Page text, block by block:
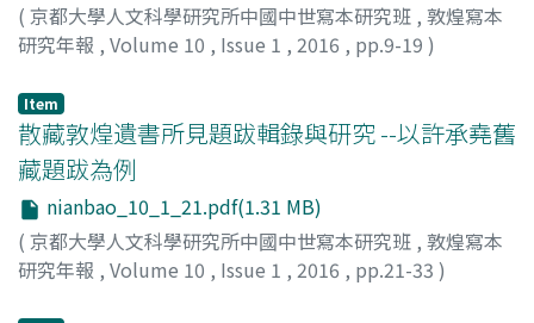
( 京都大學人文科學研究所中國中世寫本研究班 , 敦煌寫本
研究年報 , Volume 10 , Issue 1 , 2016 , pp.9-19 )
Item
散藏敦煌遺書所見題跋輯錄與研究 --以許承堯舊
藏題跋為例
nianbao_10_1_21.pdf(1.31 MB)
( 京都大學人文科學研究所中國中世寫本研究班 , 敦煌寫本
研究年報 , Volume 10 , Issue 1 , 2016 , pp.21-33 )